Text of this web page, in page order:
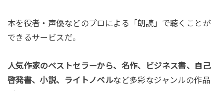
本を役者・声優などのプロによる「朗読」で聴くことが
できるサービスだ。
人気作家のベストセラーから、名作、ビジネス書、自己
啓発書、小説、ライトノベルなど多彩なジャンルの作品